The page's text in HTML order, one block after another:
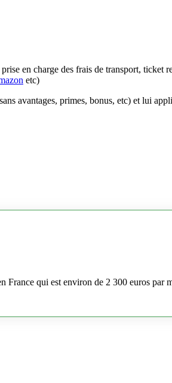
prise en charge des frais de transport, ticket
etc)
avantages, primes, bonus, etc) et lui
France qui est environ de 2 300 euros par